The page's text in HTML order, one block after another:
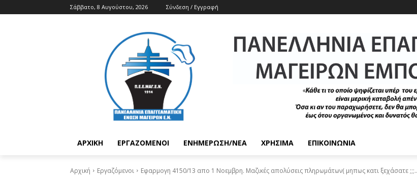
Σάββατο, 8 Αυγούστου, 2026 Σύνδεση / Εγγραφή
ΑΡΧΙΚΉ ΕΡΓΑΖΌΜΕΝΟΙ ΕΝΗΜΈΡΩΣΗ/ΝΈΑ ΧΡΉΣΙΜΑ ΕΠΙΚΟΙΝΩΝΊΑ
Αρχική Εργαζόμενοι Εφαρμογη 4150/13 απο 1 Νοεμβρη. Μαζικές απολύσεις πληρωμάτων( μηπως κατι ξεχάσατε